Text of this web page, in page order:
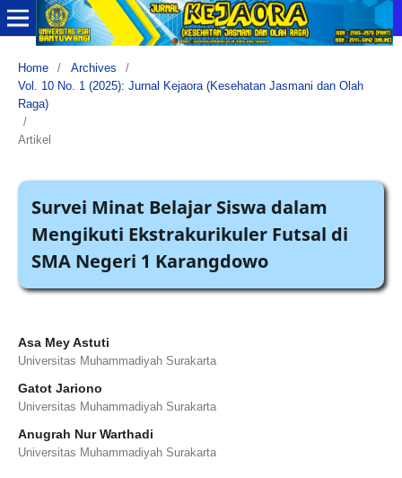
Home / Archives
/
Vol. 10 No. 1 (2025): Jurnal Kejaora (Kesehatan Jasmani dan Olah
Raga)
/
Artikel
Survei Minat Belajar Siswa dalam
Mengikuti Ekstrakurikuler Futsal di
SMA Negeri 1 Karangdowo
Asa Mey Astuti
Universitas Muhammadiyah Surakarta
Gatot Jariono
Universitas Muhammadiyah Surakarta
Anugrah Nur Warthadi
Universitas Muhammadiyah Surakarta